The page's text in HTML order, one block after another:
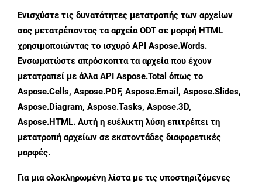
Ενισχύστε τις δυνατότητες μετατροπής των αρχείων
σας μετατρέποντας τα αρχεία ODT σε μορφή HTML
χρησιμοποιώντας το ισχυρό API Aspose.Words.
Ενσωματώστε απρόσκοπτα τα αρχεία που έχουν
μετατραπεί με άλλα API Aspose.Total όπως το
Aspose.Cells, Aspose.PDF, Aspose.Email, Aspose.Slides,
Aspose.Diagram, Aspose.Tasks, Aspose.3D,
Aspose.HTML. Αυτή η ευέλικτη λύση επιτρέπει τη
μετατροπή αρχείων σε εκατοντάδες διαφορετικές
μορφές.
Για μια ολοκληρωμένη λίστα με τις υποστηριζόμενες